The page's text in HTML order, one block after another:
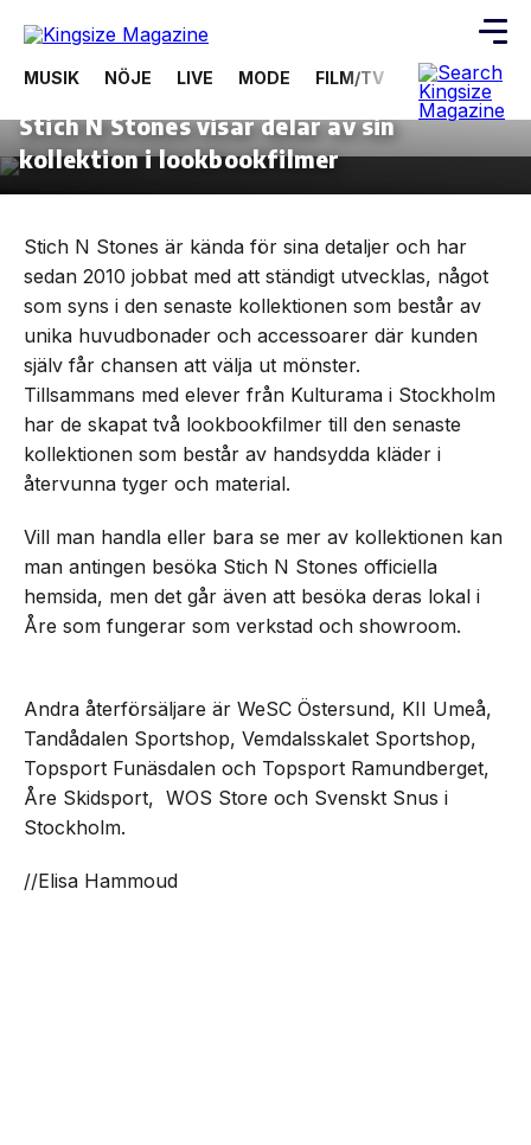
Skip
the
MUSIK NÖJE LIVE MODE FILM/TV VIDEOS
29 oktober, 2014
Stich N Stones visar delar av sin
kollektion i lookbookfilmer
Stich N Stones är kända för sina detaljer och har
sedan 2010 jobbat med att ständigt utvecklas, något
som syns i den senaste kollektionen som består av
unika huvudbonader och accessoarer där kunden
själv får chansen att välja ut mönster.
Tillsammans med elever från Kulturama i Stockholm
har de skapat två lookbookfilmer till den senaste
kollektionen som består av handsydda kläder i
återvunna tyger och material.
Vill man handla eller bara se mer av kollektionen kan
man antingen besöka Stich N Stones officiella
hemsida, men det går även att besöka deras lokal i
Åre som fungerar som verkstad och showroom.
Andra återförsäljare är WeSC Östersund, KII Umeå,
Tandådalen Sportshop, Vemdalsskalet Sportshop,
Topsport Funäsdalen och Topsport Ramundberget,
Åre Skidsport, WOS Store och Svenskt Snus i
Stockholm.
//Elisa Hammoud